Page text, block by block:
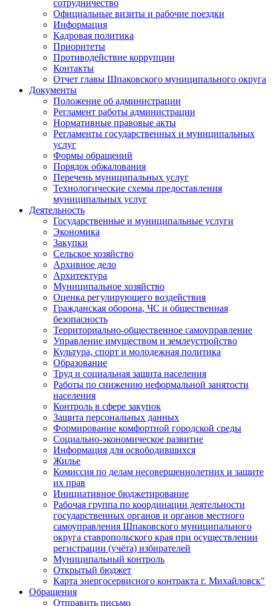
сотрудничество
Официальные визиты и рабочие поездки
Информация
Кадровая политика
Приоритеты
Противодействие коррупции
Контакты
Отчет главы Шпаковского муниципального округа
Документы
Положение об администрации
Регламент работы администрации
Нормативные правовые акты
Регламенты государственных и муниципальных
услуг
Формы обращений
Порядок обжалования
Перечень муниципальных услуг
Технологические схемы предоставления
муниципальных услуг
Деятельность
Государственные и муниципальные услуги
Экономика
Закупки
Сельское хозяйство
Архивное дело
Архитектура
Муниципальное хозяйство
Оценка регулирующего воздействия
Гражданская оборона, ЧС и общественная
безопасность
Территориально-общественное самоуправление
Управление имуществом и землеустройство
Культура, спорт и молодежная политика
Образование
Труд и социальная защита населения
Работы по снижению неформальной занятости
населения
Контроль в сфере закупок
Защита персональных данных
Формирование комфортной городской среды
Социально-экономическое развитие
Информация для освободившихся
Жилье
Комиссия по делам несовершеннолетних и защите
их прав
Инициативное бюджетирование
Рабочая группа по координации деятельности
государственных органов и органов местного
самоуправления Шпаковского муниципального
округа ставропольского края при осуществлении
регистрации (учёта) избирателей
Муниципальный контроль
Открытый бюджет
Карта энергосервисного контракта г. Михайловск"
Обращения
Отправить письмо